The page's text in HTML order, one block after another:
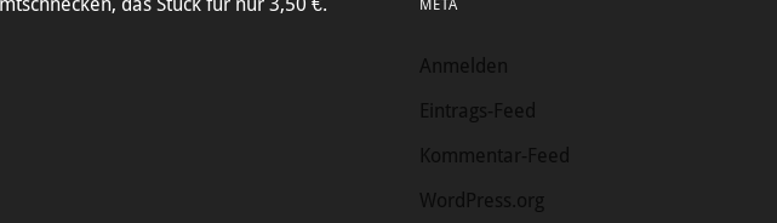
META
Anmelden
Eintrags-Feed
Kommentar-Feed
WordPress.org